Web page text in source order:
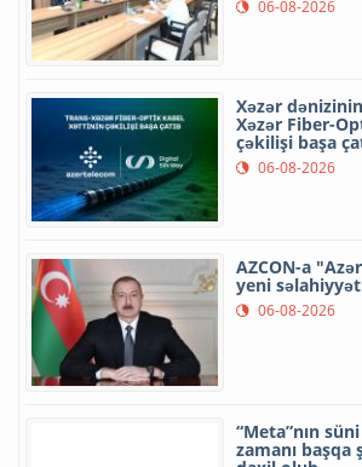
06-08-2026
Xəzər
Xəzər Fiber-
çəkilişi başa
06-08-2026
AZCON-a
yeni
06-08-2026
“Meta”nın
zamanı